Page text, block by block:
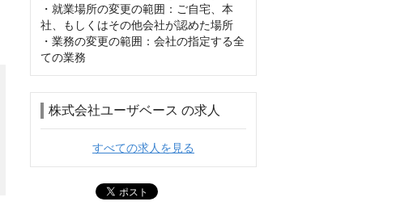
・就業場所の変更の範囲：ご自宅、本
社、もしくはその他会社が認めた場所
・業務の変更の範囲：会社の指定する全
ての業務
株式会社ユーザベース の求人
すべての求人を見る